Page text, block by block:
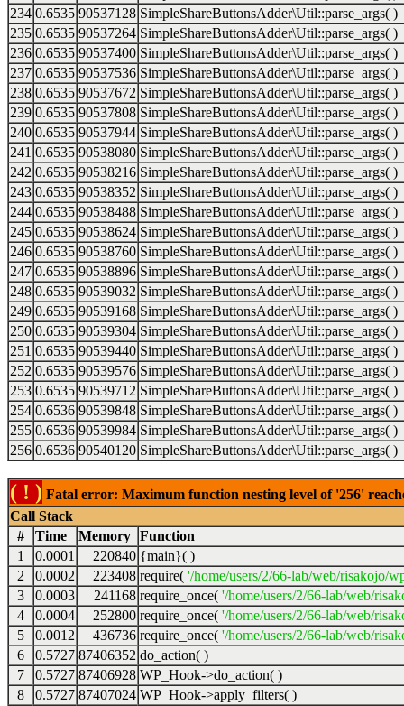
234 0.6535 90537128 SimpleShareButtonsAdder\Util::parse_args( )
235 0.6535 90537264 SimpleShareButtonsAdder\Util::parse_args( )
236 0.6535 90537400 SimpleShareButtonsAdder\Util::parse_args( )
237 0.6535 90537536 SimpleShareButtonsAdder\Util::parse_args( )
238 0.6535 90537672 SimpleShareButtonsAdder\Util::parse_args( )
239 0.6535 90537808 SimpleShareButtonsAdder\Util::parse_args( )
240 0.6535 90537944 SimpleShareButtonsAdder\Util::parse_args( )
241 0.6535 90538080 SimpleShareButtonsAdder\Util::parse_args( )
242 0.6535 90538216 SimpleShareButtonsAdder\Util::parse_args( )
243 0.6535 90538352 SimpleShareButtonsAdder\Util::parse_args( )
244 0.6535 90538488 SimpleShareButtonsAdder\Util::parse_args( )
245 0.6535 90538624 SimpleShareButtonsAdder\Util::parse_args( )
246 0.6535 90538760 SimpleShareButtonsAdder\Util::parse_args( )
247 0.6535 90538896 SimpleShareButtonsAdder\Util::parse_args( )
248 0.6535 90539032 SimpleShareButtonsAdder\Util::parse_args( )
249 0.6535 90539168 SimpleShareButtonsAdder\Util::parse_args( )
250 0.6535 90539304 SimpleShareButtonsAdder\Util::parse_args( )
251 0.6535 90539440 SimpleShareButtonsAdder\Util::parse_args( )
252 0.6535 90539576 SimpleShareButtonsAdder\Util::parse_args( )
253 0.6535 90539712 SimpleShareButtonsAdder\Util::parse_args( )
254 0.6536 90539848 SimpleShareButtonsAdder\Util::parse_args( )
255 0.6536 90539984 SimpleShareButtonsAdder\Util::parse_args( )
256 0.6536 90540120 SimpleShareButtonsAdder\Util::parse_args( )
( ! ) Fatal error: Maximum function nesting level of '256'
Call Stack
#
Time Memory Function
1
0.0001 220840 {main}( )
2
0.0002 223408 require( '/home/users/2/66-lab/web/risakojo/
3
0.0003 241168 require_once( '/home/users/2/66-lab/web/
4
0.0004 252800 require_once( '/home/users/2/66-lab/web/
5
0.0012 436736 require_once( '/home/users/2/66-lab/web/
6
0.5727 87406352 do_action( )
7
0.5727 87406928 WP_Hook->do_action( )
8
0.5727 87407024 WP_Hook->apply_filters( )